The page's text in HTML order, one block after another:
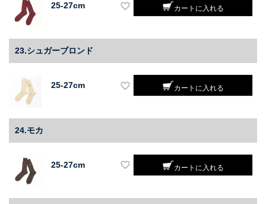
25-27cm カートに入れる
23.シュガーブロンド
25-27cm カートに入れる
24.モカ
25-27cm カートに入れる